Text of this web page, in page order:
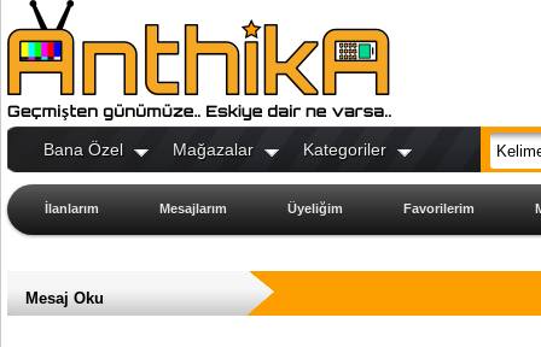
Bana Özel Mağazalar Kategoriler
İlanlarım Mesajlarım Üyeliğim Favorilerim
Mesaj Oku